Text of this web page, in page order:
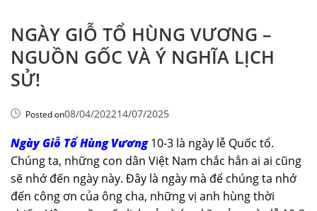
NGÀY GIỖ TỔ HÙNG VƯƠNG –
NGUỒN GỐC VÀ Ý NGHĨA LỊCH
SỬ!
Posted on08/04/202214/07/2025
Ngày Giỗ Tổ Hùng Vương 10-3 là ngày lễ Quốc tổ.
Chúng ta, những con dân Việt Nam chắc hẳn ai ai cũng
sẽ nhớ đến ngày này. Đây là ngày mà để chúng ta nhớ
đến công ơn của ông cha, những vị anh hùng thời